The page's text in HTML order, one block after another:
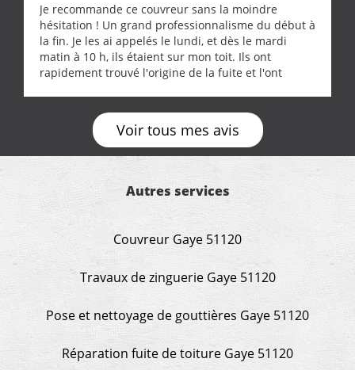
Je recommande ce couvreur sans la moindre
hésitation ! Un grand professionnalisme du début à
la fin. Je les ai appelés le lundi, et dès le mardi
matin à 10 h, ils étaient sur mon toit. Ils ont
rapidement trouvé l'origine de la fuite et l'ont
vraiment rassurant de pouvoir compter sur des
artisans aussi professionnels. Merci encore !
Voir tous mes avis
Autres services
Couvreur Gaye 51120
Travaux de zinguerie Gaye 51120
Pose et nettoyage de gouttières Gaye 51120
Réparation fuite de toiture Gaye 51120